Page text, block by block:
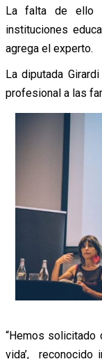
La falta de ello
instituciones
agrega el experto.
La diputada
profesional a las
“Hemos solicitado
vida’, reconocido